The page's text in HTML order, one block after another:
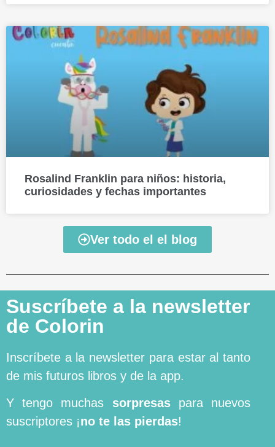
Rosalind Franklin para niños: historia,
curiosidades y fechas importantes
Ver todo el el blog
Suscríbete a la newsletter
de Colorin
Inscríbete a la newsletter para estar al tanto
de mis futuros libros y de la app.
Y tengo muchas sorpresaspara nuevos
suscriptores ¡no te las pierdas!